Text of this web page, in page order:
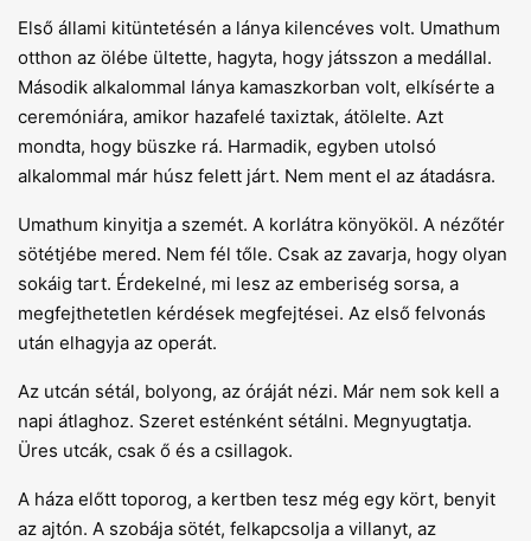
Első állami kitüntetésén a lánya kilencéves volt. Umathum
otthon az ölébe ültette, hagyta, hogy játsszon a medállal.
Második alkalommal lánya kamaszkorban volt, elkísérte a
ceremóniára, amikor hazafelé taxiztak, átölelte. Azt
mondta, hogy büszke rá. Harmadik, egyben utolsó
alkalommal már húsz felett járt. Nem ment el az átadásra.
Umathum kinyitja a szemét. A korlátra könyököl. A nézőtér
sötétjébe mered. Nem fél tőle. Csak az zavarja, hogy olyan
sokáig tart. Érdekelné, mi lesz az emberiség sorsa, a
megfejthetetlen kérdések megfejtései. Az első felvonás
után elhagyja az operát.
Az utcán sétál, bolyong, az óráját nézi. Már nem sok kell a
napi átlaghoz. Szeret esténként sétálni. Megnyugtatja.
Üres utcák, csak ő és a csillagok.
A háza előtt toporog, a kertben tesz még egy kört, benyit
az ajtón. A szobája sötét, felkapcsolja a villanyt, az